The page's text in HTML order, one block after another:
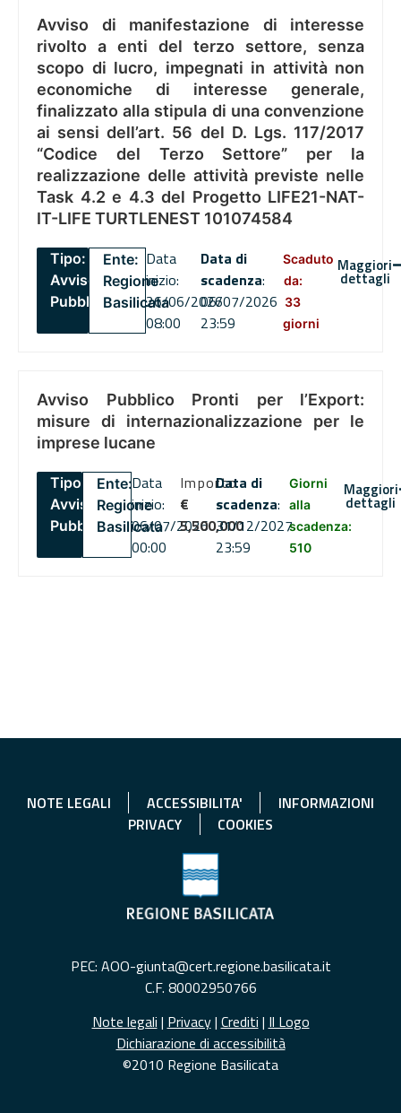
Avviso di manifestazione di interesse
rivolto a enti del terzo settore, senza
scopo di lucro, impegnati in attività non
economiche di interesse generale,
finalizzato alla stipula di una convenzione
ai sensi dell’art. 56 del D. Lgs. 117/2017
“Codice del Terzo Settore” per la
realizzazione delle attività previste nelle
Task 4.2 e 4.3 del Progetto LIFE21-NAT-
IT-LIFE TURTLENEST 101074584
Tipo:
Avviso
Pubblico
Ente:
Regione
Basilicata
Data
inizio:
26/06/2026
08:00
Data di
scadenza:
06/07/2026
23:59
Scaduto
da:
33
giorni
Maggiori
dettagli
Avviso Pubblico Pronti per l’Export:
misure di internazionalizzazione per le
imprese lucane
Tipo:
Avviso
Pubblico
Ente:
Regione
Basilicata
Data
inizio:
06/07/2026
00:00
Importo
€
5,500,000
Data di
scadenza:
31/12/2027
23:59
Giorni
alla
scadenza:
510
Maggiori
dettagli
NOTE LEGALI ACCESSIBILITA'
INFORMAZIONI
PRIVACY
COOKIES
PEC: AOO-giunta@cert.regione.basilicata.it
C.F. 80002950766
Note legali | Privacy| Crediti | Il Logo
Dichiarazione di accessibilità
©2010 Regione Basilicata